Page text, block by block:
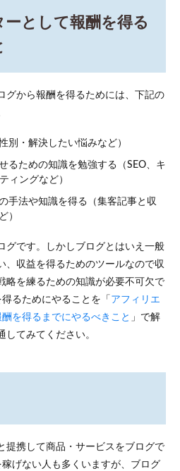
として報酬を得る
グから報酬を得るためには、下記の
別・解決したい悩みなど）
るための知識を勉強する（SEO、キ
ィングなど）
手法や知識を得る（集客記事と収
）
グです。しかしブログとはいえ一般
、収益を得るためのツールなので収
略を練るための知識が必要不可欠で
るためにやることを「 アフィリエ
を得るまでにやるべきこと 」で解
てみてください。
提携して商品・サービスをブログで
げない人も多くいますが、ブログ